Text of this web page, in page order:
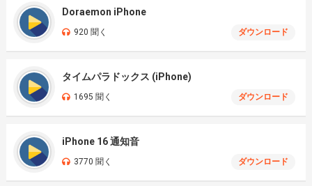
Doraemon iPhone
920 聞く ダウンロード
タイムパラドックス (iPhone)
1695 聞く ダウンロード
iPhone 16 通知音
3770 聞く ダウンロード